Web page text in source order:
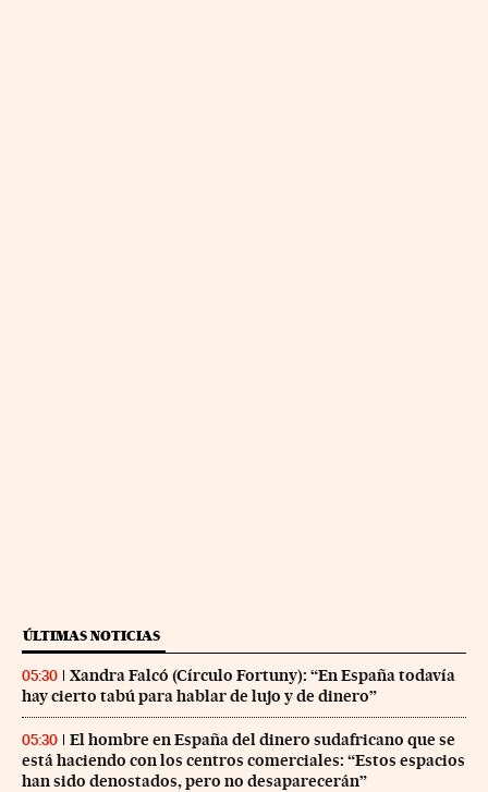
ÚLTIMAS NOTICIAS
05:30
Xandra Falcó (Círculo Fortuny): “En España todavía
hay cierto tabú para hablar de lujo y de dinero”
05:30
El hombre en España del dinero sudafricano que se
está haciendo con los centros comerciales: “Estos espacios
han sido denostados, pero no desaparecerán”